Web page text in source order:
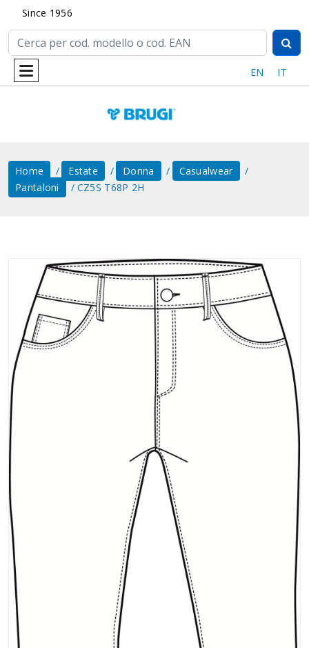
Since 1956
EN IT
Home Estate Donna
Casualwear
Pantaloni
CZ5S T68P 2H